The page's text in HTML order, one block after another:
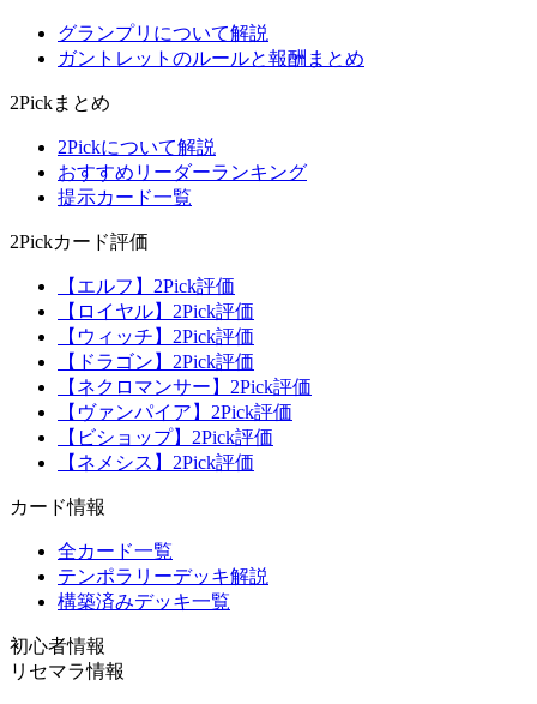
グランプリについて解説
ガントレットのルールと報酬まとめ
2Pickまとめ
2Pickについて解説
おすすめリーダーランキング
提示カード一覧
2Pickカード評価
【エルフ】2Pick評価
【ロイヤル】2Pick評価
【ウィッチ】2Pick評価
【ドラゴン】2Pick評価
【ネクロマンサー】2Pick評価
【ヴァンパイア】2Pick評価
【ビショップ】2Pick評価
【ネメシス】2Pick評価
カード情報
全カード一覧
テンポラリーデッキ解説
構築済みデッキ一覧
初心者情報
リセマラ情報